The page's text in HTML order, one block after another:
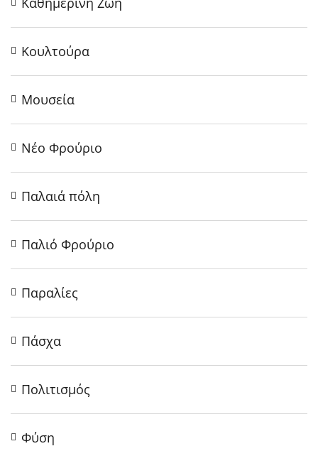
Κουλτούρα
Μουσεία
Νέο Φρούριο
Παλαιά πόλη
Παλιό Φρούριο
Παραλίες
Πάσχα
Πολιτισμός
Φύση